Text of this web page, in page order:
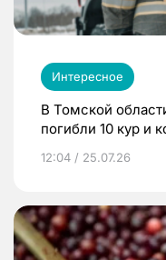
Интересное
В Томской
погибли 10 кур и
12:04 / 25.07.26